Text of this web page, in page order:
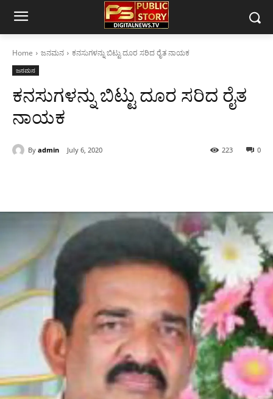
Home ಜನಮನ ಕನಸುಗಳನ್ನು ಬಿಟ್ಟು ದೂರ ಸರಿದ ರೈತ ನಾಯಕ
ಜನಮನ
ಕನಸುಗಳನ್ನು ಬಿಟ್ಟು ದೂರ ಸರಿದ ರೈತ
ನಾಯಕ
By admin July 6, 2020 0
223